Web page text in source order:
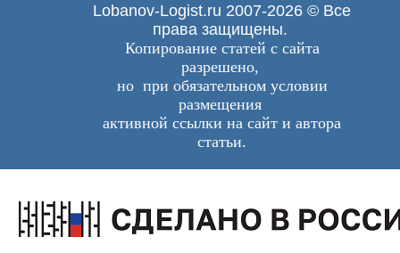
Lobanov-Logist.ru 2007-2026 © Все
права защищены.
Копирование статей с сайта
разрешено,
но при обязательном условии
размещения
активной ссылки на сайт и автора
статьи.